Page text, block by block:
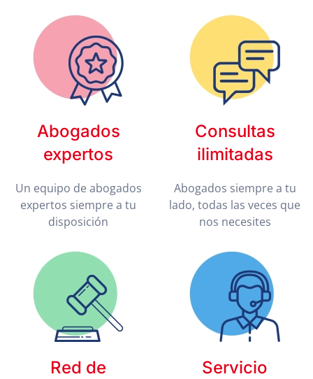
Abogados
expertos
Un equipo de abogados
expertos siempre a tu
disposición
Consultas
ilimitadas
Abogados siempre a tu
lado, todas las veces que
nos necesites
Red de
Servicio